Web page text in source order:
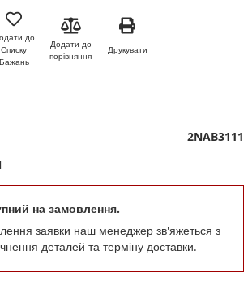
до
Списку
Бажань
Додати до
порівняння
Друкувати
на замовлення.
заявки наш менеджер зв'яжеться з
деталей та терміну доставки.
2NAB3111